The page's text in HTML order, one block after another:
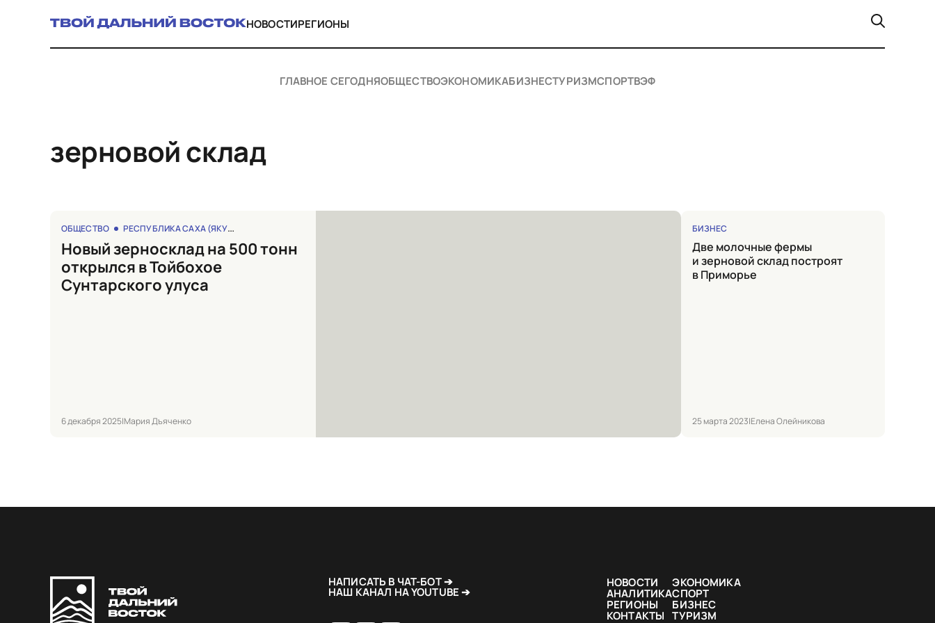
НОВОСТИРЕГИОНЫ
ГЛАВНОЕ СЕГОДНЯОБЩЕСТВОЭКОНОМИКАБИЗНЕСТУРИЗМСПОРТВЭФ
зерновой склад
ОБЩЕСТВО РЕСПУБЛИКА САХА (ЯКУТИЯ)
Новый зерносклад на 500 тонн
открылся в Тойбохое
Сунтарского улуса
6 декабря 2025|Мария Дъяченко
БИЗНЕС
Две молочные фермы
и зерновой склад построят
в Приморье
25 марта 2023|Елена Олейникова
НАПИСАТЬ В ЧАТ-БОТ ➔
НАШ КАНАЛ НА YOUTUBE ➔
НОВОСТИ
АНАЛИТИКА
РЕГИОНЫ
КОНТАКТЫ
ЭКОНОМИКА
СПОРТ
БИЗНЕС
ТУРИЗМ